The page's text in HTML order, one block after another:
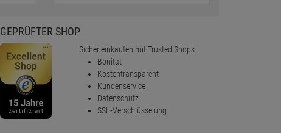
GEPRÜFTER SHOP
Sicher einkaufen mit Trusted Shops
Bonität
Kostentransparent
Kundenservice
Datenschutz
SSL-Verschlüsselung